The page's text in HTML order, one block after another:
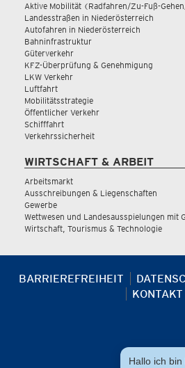
Aktive Mobilität (Radfahren/Zu-Fuß-
Landesstraßen in Niederösterreich
Autofahren in Niederösterreich
Bahninfrastruktur
Güterverkehr
KFZ-Überprüfung & Genehmigung
LKW Verkehr
Luftfahrt
Mobilitätsstrategie
Öffentlicher Verkehr
Schifffahrt
Verkehrssicherheit
WIRTSCHAFT & ARBEIT
Arbeitsmarkt
Ausschreibungen & Liegenschaften
Gewerbe
Wettwesen und Landesausspielungen mit
Wirtschaft, Tourismus & Technologie
BARRIEREFREIHEIT
KONTAKT
Hallo ich